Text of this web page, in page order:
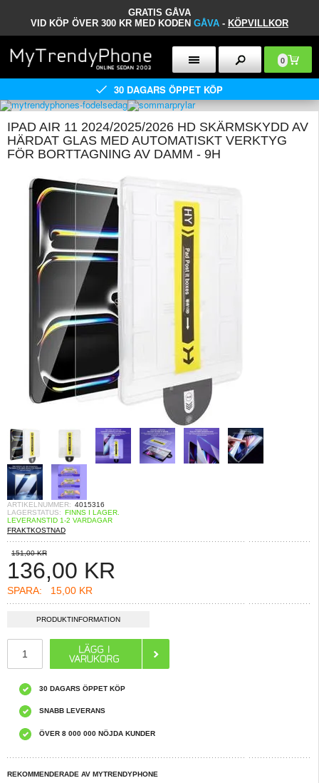
GRATIS GÅVA
VID KÖP ÖVER 300 KR MED KODEN GÅVA - KÖPVILLKOR
0
30 DAGARS ÖPPET KÖP
IPAD AIR 11 2024/2025/2026 HD SKÄRMSKYDD AV
HÄRDAT GLAS MED AUTOMATISKT VERKTYG
FÖR BORTTAGNING AV DAMM - 9H
ARTIKELNUMMER: 4015316
LAGERSTATUS: FINNS I LAGER.
LEVERANSTID 1-2 VARDAGAR
FRAKTKOSTNAD
151,00 KR
136,00 KR
SPARA: 15,00 KR
PRODUKTINFORMATION
30 DAGARS ÖPPET KÖP
SNABB LEVERANS
ÖVER 8 000 000 NÖJDA KUNDER
REKOMMENDERADE AV MYTRENDYPHONE